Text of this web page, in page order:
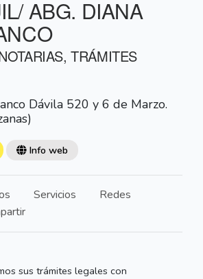
ABG. DIANA
TRÁMITES
Dávila 520 y 6 de Marzo.
Info web
Servicios
Redes
sus trámites legales con